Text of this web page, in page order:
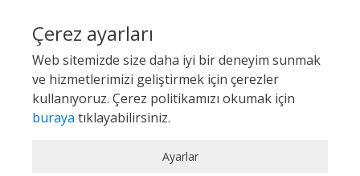
Çerez ayarları
Web sitemizde size daha iyi bir deneyim sunmak
ve hizmetlerimizi geliştirmek için çerezler
kullanıyoruz. Çerez politikamızı okumak için
buraya tıklayabilirsiniz.
Zorunlu / Teknik Çerezler
Ayarlar